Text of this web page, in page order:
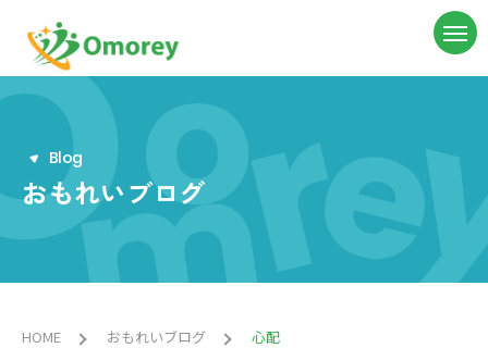
Blog
おもれいブログ
HOME おもれいブログ 心配